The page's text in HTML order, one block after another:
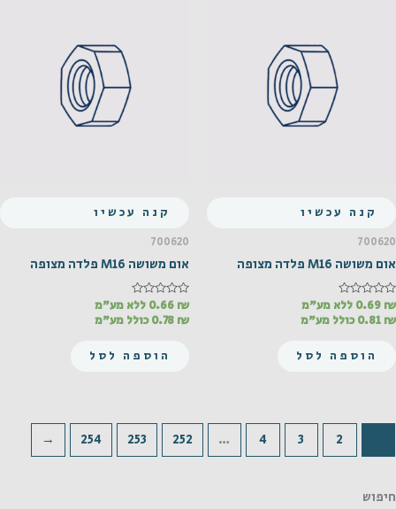
קנה עכשיו
700620
אום משושה M16 פלדה מצופה
דורג
מתוך
0.69 ₪
ללא מע"מ
0.81 ₪ כולל מע"מ
הוספה לסל
קנה עכשיו
700620
אום משושה M16 פלדה מצופה
דורג
מתוך
0.66 ₪
ללא מע"מ
0.78 ₪ כולל מע"מ
הוספה לסל
2
3
4
…
252
253
254
←
חיפוש